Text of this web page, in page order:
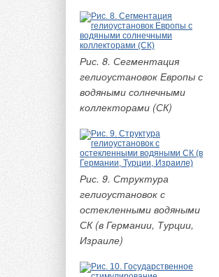
Рис. 8. Сегментация
гелиоустановок Европы с
водяными солнечными
коллекторами (СК)
Рис. 9. Структура
гелиоустановок с
остекленными водяными
СК (в Германии, Турции,
Израиле)